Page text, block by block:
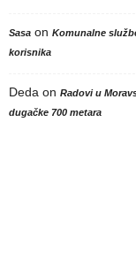
Sasa on Komunalne
korisnika
Deda on Radovi u
dugačke 700 metara